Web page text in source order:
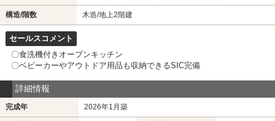
構造/階数 木造/地上2階建
セールスコメント
〇食洗機付きオープンキッチン
〇ベビーカーやアウトドア用品も収納できるSIC完備
詳細情報
完成年 2026年1月築